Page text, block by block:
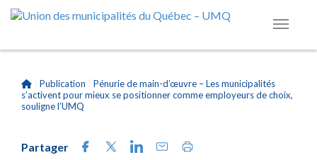
Publication
Pénurie de main-d’œuvre – Les municipalités
s’activent pour mieux se positionner comme employeurs de choix,
souligne l’UMQ
Partager